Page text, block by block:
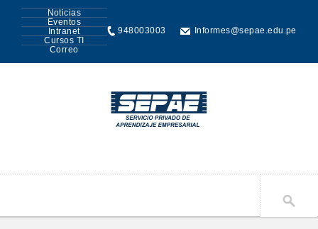
Noticias
Eventos
Intranet
Cursos TI
Correo
948003003 Informes@sepae.edu.pe